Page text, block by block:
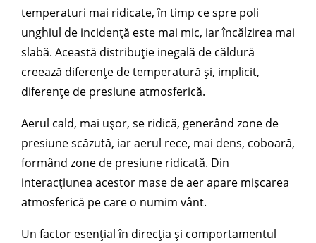
temperaturi mai ridicate, în timp ce spre poli
unghiul de incidență este mai mic, iar încălzirea mai
slabă. Această distribuție inegală de căldură
creează diferențe de temperatură și, implicit,
diferențe de presiune atmosferică.
Aerul cald, mai ușor, se ridică, generând zone de
presiune scăzută, iar aerul rece, mai dens, coboară,
formând zone de presiune ridicată. Din
interacțiunea acestor mase de aer apare mișcarea
atmosferică pe care o numim vânt.
Un factor esențial în direcția și comportamentul